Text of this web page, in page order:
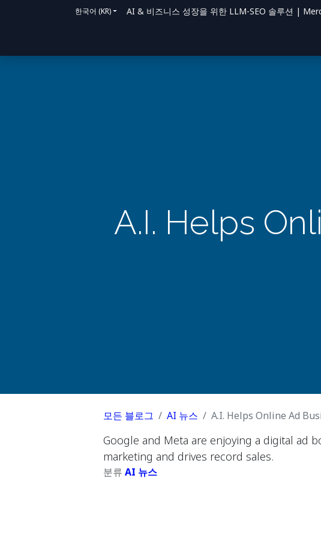
한국어 (KR) AI & 비즈니스 성장을 위한 LLM-SEO 솔루션 |
A.I. Helps
모든 블로그 AI 뉴스 A.I. Helps Online Ad
Google and Meta are enjoying a digital ad
marketing and drives record sales.
분류 AI 뉴스